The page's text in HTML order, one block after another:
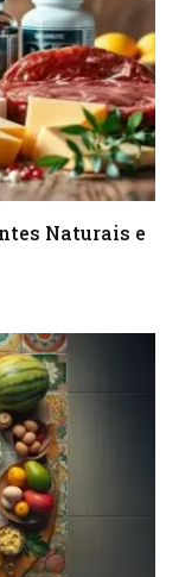
Naturais e